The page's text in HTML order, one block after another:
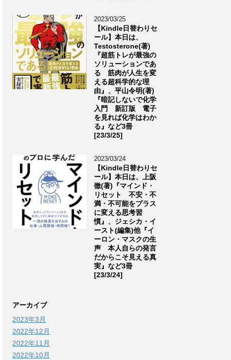
2023/03/25
【Kindle日替わりセ
ール】本日は、
Testosterone(著)
『超筋トレが最強の
ソリューションであ
る 筋肉が人生を変
える超科学的な理
由』、平山令明(著)
『暗記しないで化学
入門 新訂版 電子
を見れば化学はわか
る』など3冊
[23/3/25]
2023/03/24
【Kindle日替わりセ
ール】本日は、上阪
徹(著)『マインド・
リセット 不安・不
満・不可能をプラス
に変える思考習
慣』、ジェシカ・イ
ースト(編集)他『イ
ーロン・マスクの生
声 本人自らの発言
だからこそ見える真
実』など3冊
[23/3/24]
アーカイブ
2023年3月
2022年12月
2022年11月
2022年10月